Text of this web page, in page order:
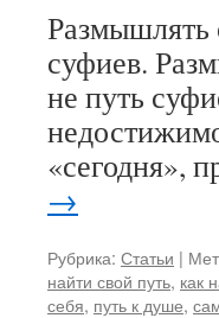
Размышлять
суфиев.
не путь
«сегодня»,
→
Рубрика: Статьи |
найти свой путь, как
себя, путь к душе,